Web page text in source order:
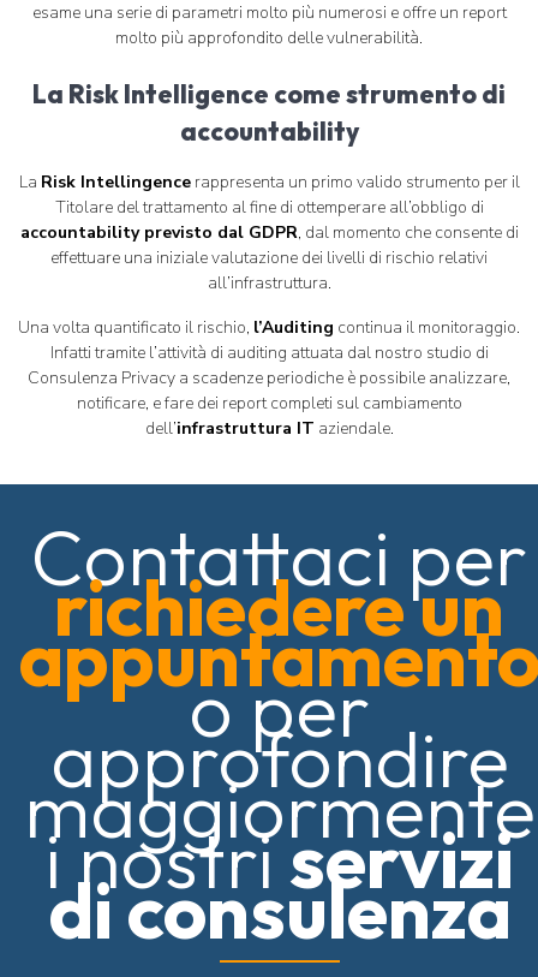
esame una serie di parametri molto più numerosi e offre un report
molto più approfondito delle vulnerabilità.
La Risk Intelligence come strumento di
accountability
La Risk Intellingencerappresenta un primo valido strumento per il
Titolare del trattamento al fine di ottemperare all’obbligo di
accountability previsto dal GDPR, dal momento che consente di
effettuare una iniziale valutazione dei livelli di rischio relativi
all’infrastruttura.
Una volta quantificato il rischio, l’Auditing continua il monitoraggio.
Infatti tramite l’attività di auditing attuata dal nostro studio di
Consulenza Privacy a scadenze periodiche è possibile analizzare,
notificare, e fare dei report completi sul cambiamento
dell’infrastruttura IT aziendale.
Contattaci per
richiedere un
o per
approfondire
maggiormente
i nostriservizi
di consulenza